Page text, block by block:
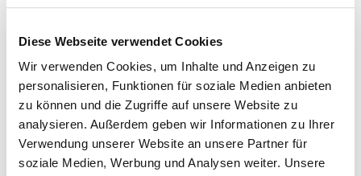
Diese Webseite verwendet Cookies
Wir verwenden Cookies, um Inhalte und Anzeigen zu
personalisieren, Funktionen für soziale Medien anbieten
zu können und die Zugriffe auf unsere Website zu
analysieren. Außerdem geben wir Informationen zu Ihrer
Verwendung unserer Website an unsere Partner für
soziale Medien, Werbung und Analysen weiter. Unsere
Vorname*
Nachname*
E-Mail*